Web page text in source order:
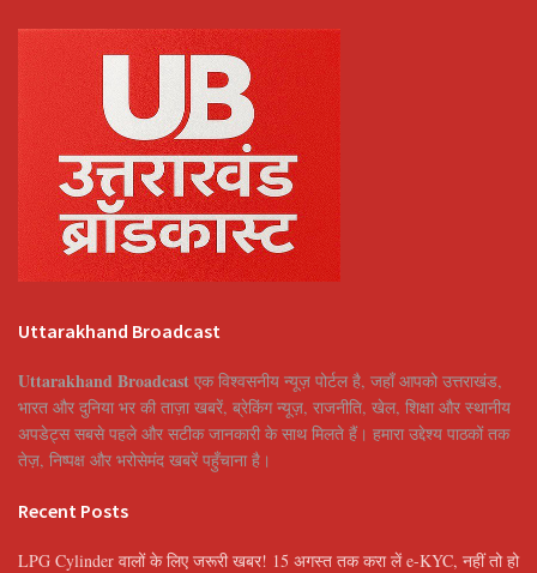
Uttarakhand Broadcast
Uttarakhand Broadcast एक विश्वसनीय न्यूज़ पोर्टल है, जहाँ आपको उत्तराखंड,
भारत और दुनिया भर की ताज़ा खबरें, ब्रेकिंग न्यूज़, राजनीति, खेल, शिक्षा और स्थानीय
अपडेट्स सबसे पहले और सटीक जानकारी के साथ मिलते हैं। हमारा उद्देश्य पाठकों तक
तेज़, निष्पक्ष और भरोसेमंद खबरें पहुँचाना है।
Recent Posts
LPG Cylinder वालों के लिए जरूरी खबर! 15 अगस्त तक करा लें e-KYC, नहीं तो हो